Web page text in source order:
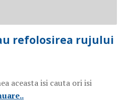
refolosirea rujului
aceasta isi cauta ori isi